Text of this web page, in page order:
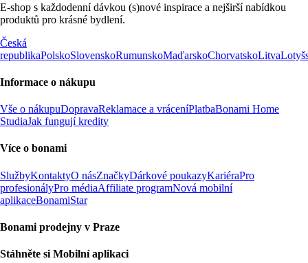
E-shop s každodenní dávkou (s)nové inspirace a nejširší nabídkou
produktů pro krásné bydlení.
Česká
republikaPolskoSlovenskoRumunskoMaďarskoChorvatskoLitva
Informace o nákupu
Vše o nákupuDopravaReklamace a vráceníPlatbaBonami Home
StudiaJak fungují kredity
Více o bonami
SlužbyKontaktyO násZnačkyDárkové poukazyKariéraPro
profesionályPro médiaAffiliate programNová mobilní
aplikaceBonamiStar
Bonami prodejny v Praze
Stáhněte si Mobilní aplikaci